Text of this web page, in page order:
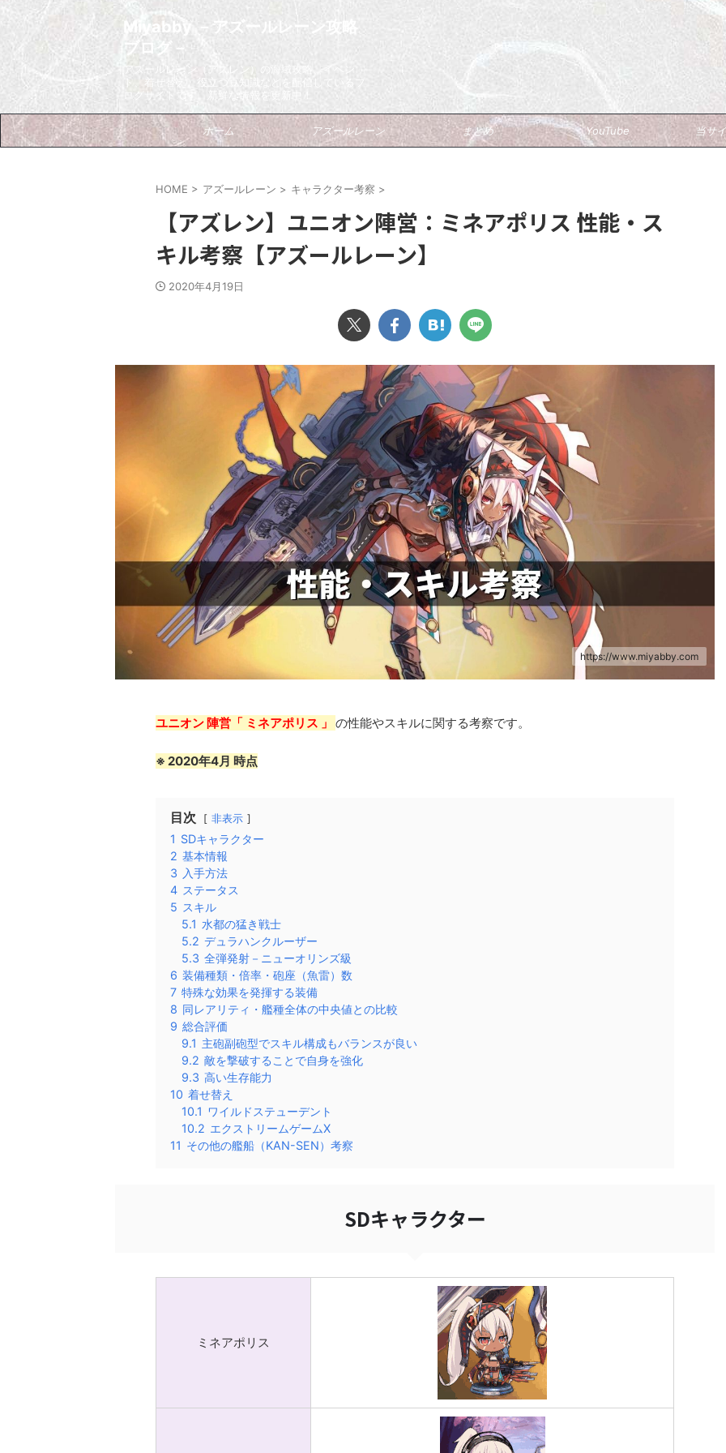
Miyabby －アズールレーン攻略
ブログ－
アズールレーン（アズレン）の海域攻略、イベン
ト、着せ替え、役立つ豆知識などを配信しているブ
ログサイトです。新鮮な情報を更新中！
ホーム アズールレーン まとめ YouTube 当サ
HOME > アズールレーン > キャラクター考察 >
【アズレン】ユニオン陣営：ミネアポリス 性能・ス
キル考察【アズールレーン】
2020年4月19日
https://www.miyabby.com
ユニオン 陣営「 ミネアポリス 」 の性能やスキルに関する考察です。
※ 2020年4月 時点
目次 非表示
1 SDキャラクター
2 基本情報
3 入手方法
4 ステータス
5 スキル
5.1 水都の猛き戦士
5.2 デュラハンクルーザー
5.3 全弾発射－ニューオリンズ級
6 装備種類・倍率・砲座（魚雷）数
7 特殊な効果を発揮する装備
8 同レアリティ・艦種全体の中央値との比較
9 総合評価
9.1 主砲副砲型でスキル構成もバランスが良い
9.2 敵を撃破することで自身を強化
9.3 高い生存能力
10 着せ替え
10.1 ワイルドステューデント
10.2 エクストリームゲームX
11 その他の艦船（KAN-SEN）考察
SDキャラクター
ミネアポリス